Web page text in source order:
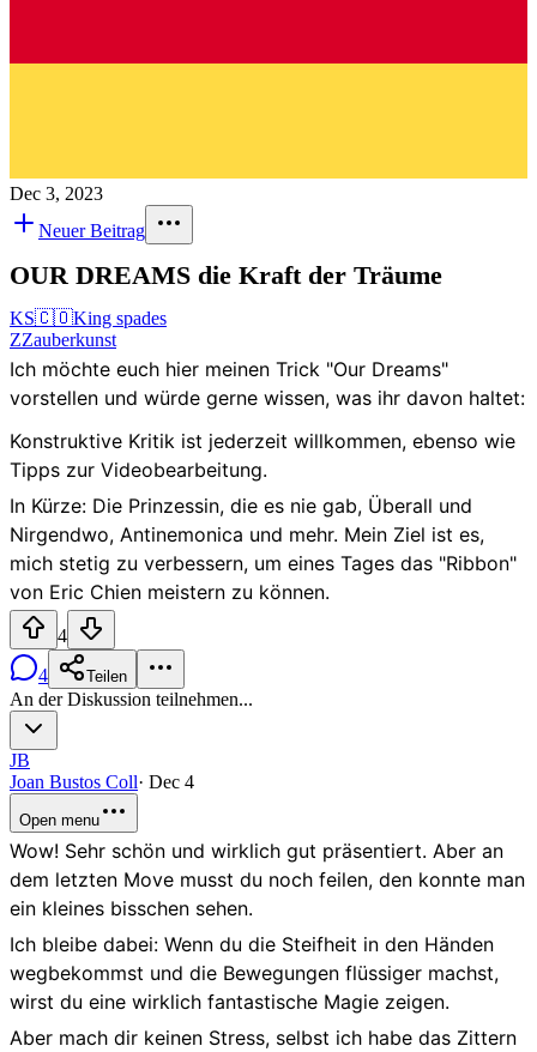
Dec 3, 2023
Neuer Beitrag
OUR DREAMS die Kraft der Träume
KS🇨🇴King spades
ZZauberkunst
Ich möchte euch hier meinen Trick "Our Dreams"
vorstellen und würde gerne wissen, was ihr davon haltet:
Konstruktive Kritik ist jederzeit willkommen, ebenso wie
Tipps zur Videobearbeitung.
In Kürze: Die Prinzessin, die es nie gab, Überall und
Nirgendwo, Antinemonica und mehr. Mein Ziel ist es,
mich stetig zu verbessern, um eines Tages das "Ribbon"
von Eric Chien meistern zu können.
4
4
Teilen
An der Diskussion teilnehmen...
JB
Joan Bustos Coll· Dec 4
Open menu
Wow! Sehr schön und wirklich gut präsentiert. Aber an
dem letzten Move musst du noch feilen, den konnte man
ein kleines bisschen sehen.
Ich bleibe dabei: Wenn du die Steifheit in den Händen
wegbekommst und die Bewegungen flüssiger machst,
wirst du eine wirklich fantastische Magie zeigen.
Aber mach dir keinen Stress, selbst ich habe das Zittern